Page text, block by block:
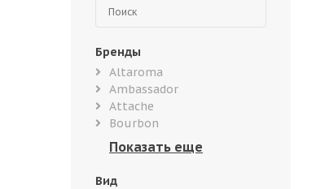
Бренды
Altaroma
Ambassador
Attache
Bourbon
Вид